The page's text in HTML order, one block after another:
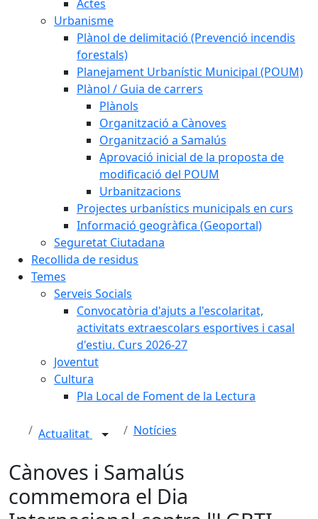
Actes
Urbanisme
Plànol de delimitació (Prevenció incendis
forestals)
Planejament Urbanístic Municipal (POUM)
Plànol / Guia de carrers
Plànols
Organització a Cànoves
Organització a Samalús
Aprovació inicial de la proposta de
modificació del POUM
Urbanitzacions
Projectes urbanístics municipals en curs
Informació geogràfica (Geoportal)
Seguretat Ciutadana
Recollida de residus
Temes
Serveis Socials
Convocatòria d'ajuts a l'escolaritat,
activitats extraescolars esportives i casal
d'estiu. Curs 2026-27
Joventut
Cultura
Pla Local de Foment de la Lectura
Actualitat Notícies
Cànoves i Samalús
commemora el Dia